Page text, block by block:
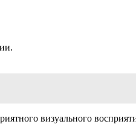
визуального